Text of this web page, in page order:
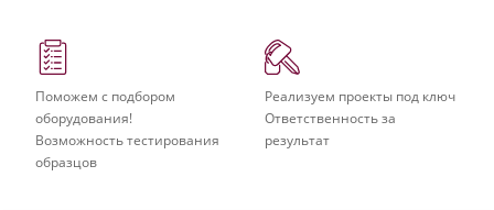
Поможем с подбором
оборудования!
Возможность тестирования
образцов
Реализуем проекты под ключ
Ответственность за
результат